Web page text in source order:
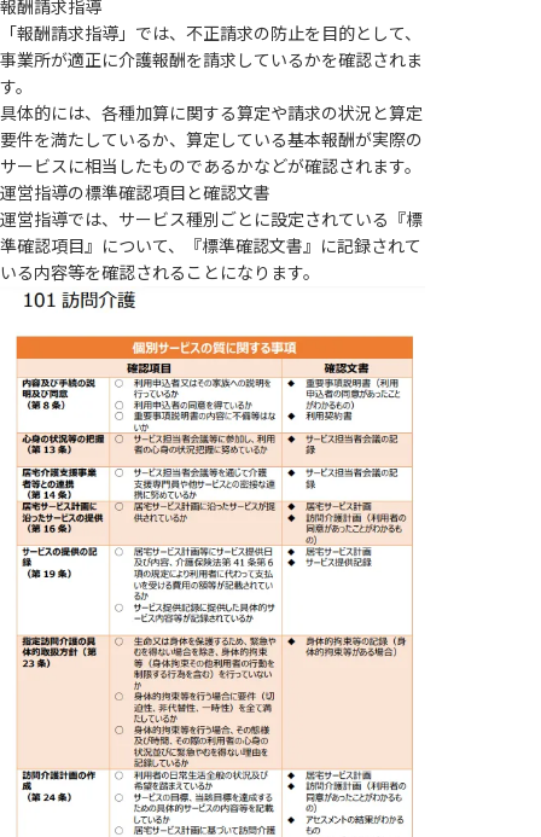
報酬請求指導
「報酬請求指導」では、不正請求の防止を目的として、
事業所が適正に介護報酬を請求しているかを確認されま
す。
具体的には、各種加算に関する算定や請求の状況と算定
要件を満たしているか、算定している基本報酬が実際の
サービスに相当したものであるかなどが確認されます。
運営指導の標準確認項目と確認文書
運営指導では、サービス種別ごとに設定されている『標
準確認項目』について、『標準確認文書』に記録されて
いる内容等を確認されることになります。